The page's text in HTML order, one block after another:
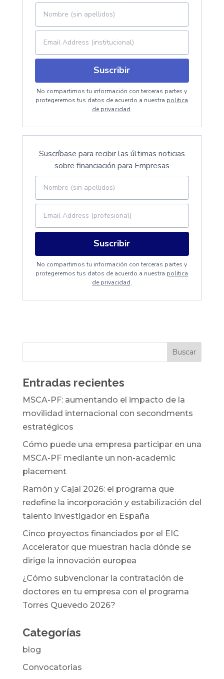
Suscribir
No compartimos tu información con terceras partes y
protegeremos tus datos de acuerdo a nuestra politica
de privacidad.
Suscríbase para recibir las últimas noticias
sobre financiación para Empresas
Suscribir
No compartimos tu información con terceras partes y
protegeremos tus datos de acuerdo a nuestra politica
de privacidad.
Entradas recientes
MSCA-PF: aumentando el impacto de la
movilidad internacional con secondments
estratégicos
Cómo puede una empresa participar en una
MSCA-PF mediante un non-academic
placement
Ramón y Cajal 2026: el programa que
redefine la incorporación y estabilización del
talento investigador en España
Cinco proyectos financiados por el EIC
Accelerator que muestran hacia dónde se
dirige la innovación europea
¿Cómo subvencionar la contratación de
doctores en tu empresa con el programa
Torres Quevedo 2026?
Categorías
blog
Convocatorias